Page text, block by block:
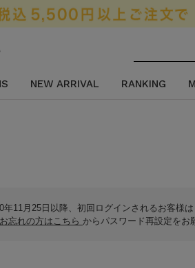
NEW ARRIVAL RANKING
年11月25日以降、初回ログインされるお客様は
忘れの方はこちら からパスワード再設定をお